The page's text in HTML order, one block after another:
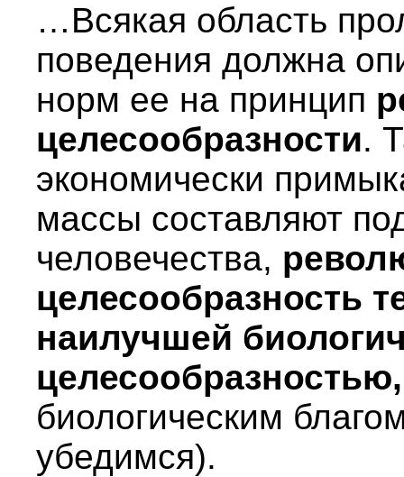
…Всякая область
поведения должна
норм ее на принцип
целесообразности.
экономически
массы составляют
человечества,
целесообразность
наилучшей
целесообразностью,
биологическим
убедимся).